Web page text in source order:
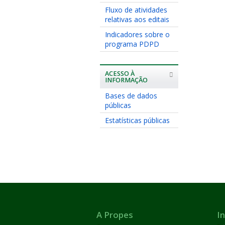
Fluxo de atividades
relativas aos editais
Indicadores sobre o
programa PDPD
ACESSO À
INFORMAÇÃO
Bases de dados
públicas
Estatísticas públicas
A Propes